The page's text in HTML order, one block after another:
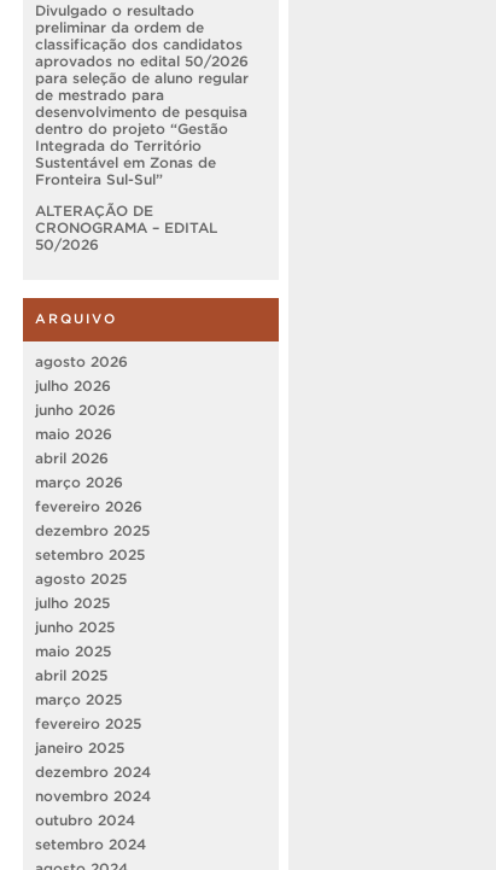
Divulgado o resultado
preliminar da ordem de
classificação dos candidatos
aprovados no edital 50/2026
para seleção de aluno regular
de mestrado para
desenvolvimento de pesquisa
dentro do projeto “Gestão
Integrada do Território
Sustentável em Zonas de
Fronteira Sul-Sul”
ALTERAÇÃO DE
CRONOGRAMA – EDITAL
50/2026
ARQUIVO
agosto 2026
julho 2026
junho 2026
maio 2026
abril 2026
março 2026
fevereiro 2026
dezembro 2025
setembro 2025
agosto 2025
julho 2025
junho 2025
maio 2025
abril 2025
março 2025
fevereiro 2025
janeiro 2025
dezembro 2024
novembro 2024
outubro 2024
setembro 2024